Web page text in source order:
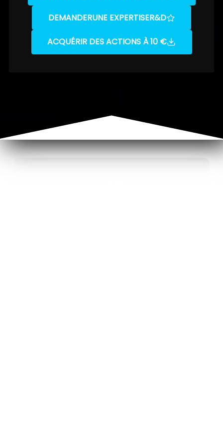
DEMANDERUNE EXPERTISER&D
ACQUÉRIR DES ACTIONS À 10 €